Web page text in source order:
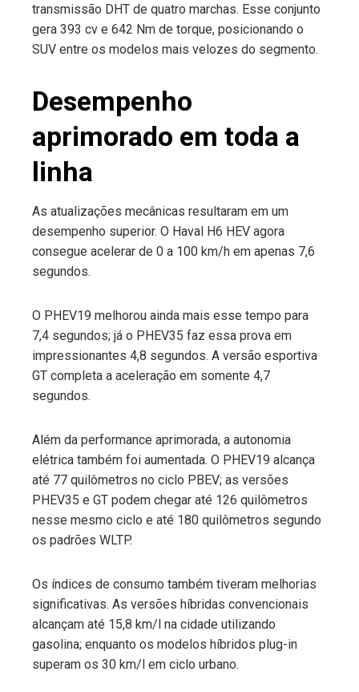
transmissão DHT de quatro marchas. Esse conjunto
gera 393 cv e 642 Nm de torque, posicionando o
SUV entre os modelos mais velozes do segmento.
Desempenho
aprimorado em toda a
linha
As atualizações mecânicas resultaram em um
desempenho superior. O Haval H6 HEV agora
consegue acelerar de 0 a 100 km/h em apenas 7,6
segundos.
O PHEV19 melhorou ainda mais esse tempo para
7,4 segundos; já o PHEV35 faz essa prova em
impressionantes 4,8 segundos. A versão esportiva
GT completa a aceleração em somente 4,7
segundos.
Além da performance aprimorada, a autonomia
elétrica também foi aumentada. O PHEV19 alcança
até 77 quilômetros no ciclo PBEV; as versões
PHEV35 e GT podem chegar até 126 quilômetros
nesse mesmo ciclo e até 180 quilômetros segundo
os padrões WLTP.
Os índices de consumo também tiveram melhorias
significativas. As versões híbridas convencionais
alcançam até 15,8 km/l na cidade utilizando
gasolina; enquanto os modelos híbridos plug-in
superam os 30 km/l em ciclo urbano.